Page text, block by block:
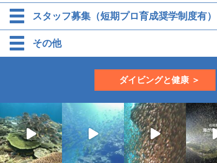
スタッフ募集（短期プロ育成奨学制度有）
その他
ダイビングと健康 ＞